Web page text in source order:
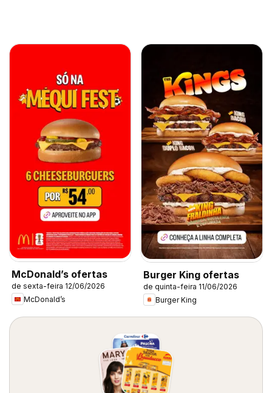
McDonald’s ofertas
de sexta-feira 12/06/2026
McDonald’s
Burger King ofertas
de quinta-feira 11/06/2026
Burger King